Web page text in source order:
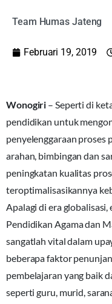
Team Humas Jateng
Februari 19, 2019
Wonogiri – Seperti di
pendidikan untuk
penyelenggaraan proses
arahan, bimbingan dan
peningkatan kualitas
teroptimalisasikannya
Apalagi di era globalisasi,
Pendidikan Agama dan
sangatlah vital dalam
beberapa faktor
pembelajaran yang baik
seperti guru, murid,